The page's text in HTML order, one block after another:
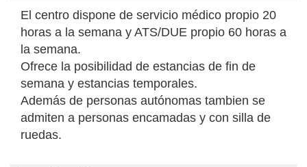
El centro dispone de servicio médico propio 20
horas a la semana y ATS/DUE propio 60 horas a
la semana.
Ofrece la posibilidad de estancias de fin de
semana y estancias temporales.
Además de personas autónomas tambien se
admiten a personas encamadas y con silla de
ruedas.